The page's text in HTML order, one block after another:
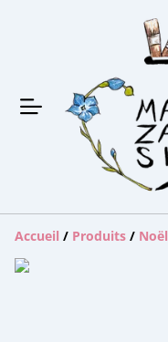
Accueil / Produits / Noël